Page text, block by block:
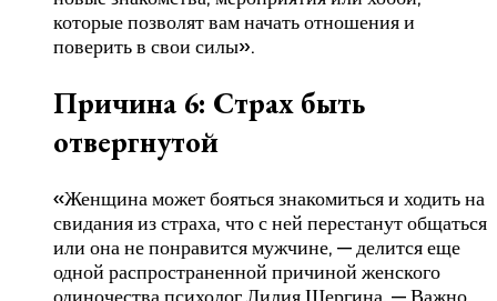
которые позволят вам начать отношения и
поверить в свои силы».
Причина 6: Страх быть
отвергнутой
«Женщина может бояться знакомиться и ходить на
свидания из страха, что с ней перестанут общаться
или она не понравится мужчине, — делится еще
одной распространенной причиной женского
одиночества психолог Лилия Шергина. — Важно